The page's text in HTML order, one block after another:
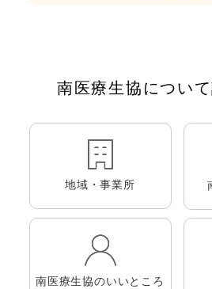
南医療生協につい
地域・事業所
南医療生協のいいところ